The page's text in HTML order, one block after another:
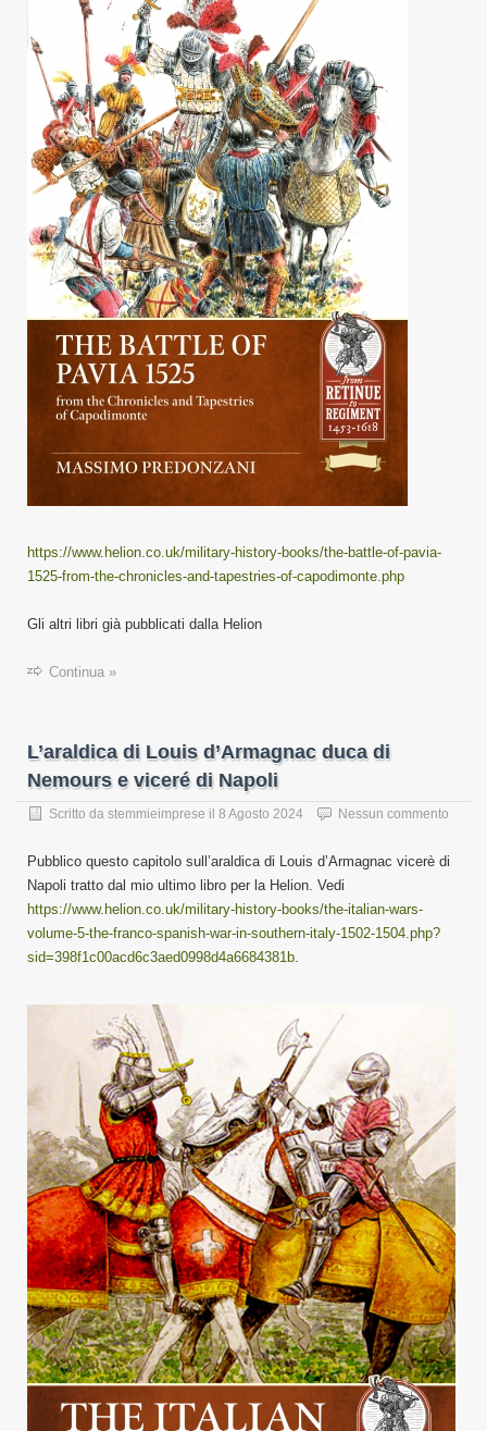
https://www.helion.co.uk/military-history-books/the-battle-of-pavia-
1525-from-the-chronicles-and-tapestries-of-capodimonte.php
Gli altri libri già pubblicati dalla Helion
Continua »
L’araldica di Louis d’Armagnac duca di
Nemours e viceré di Napoli
Scritto da stemmieimprese il 8 Agosto 2024 Nessun commento
Pubblico questo capitolo sull’araldica di Louis d’Armagnac vicerè di
Napoli tratto dal mio ultimo libro per la Helion. Vedi
https://www.helion.co.uk/military-history-books/the-italian-wars-
volume-5-the-franco-spanish-war-in-southern-italy-1502-1504.php?
sid=398f1c00acd6c3aed0998d4a6684381b.